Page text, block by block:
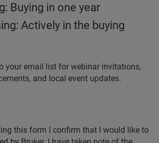
Buying in one year
Actively in the buying
your email list for webinar invitations,
and local event updates.
this form I confirm that I would like to